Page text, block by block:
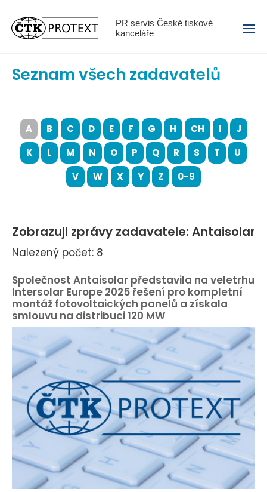
PR servis České tiskové
kanceláře
Menu
Seznam všech zadavatelů
A B C D E F G H CH I
J
K
L M N O P Q R S T
U
V
W X Y Z 0-9
Zobrazuji zprávy zadavatele: Antaisolar
Nalezený počet: 8
Společnost Antaisolar představila na veletrhu
Intersolar Europe 2025 řešení pro kompletní
montáž fotovoltaických panelů a získala
smlouvu na distribuci 120 MW